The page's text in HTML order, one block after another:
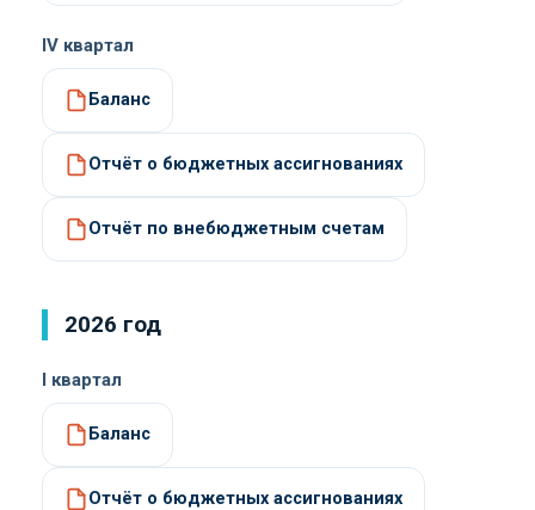
IV квартал
Баланс
Отчёт о бюджетных ассигнованиях
Отчёт по внебюджетным счетам
2026 год
I квартал
Баланс
Отчёт о бюджетных ассигнованиях